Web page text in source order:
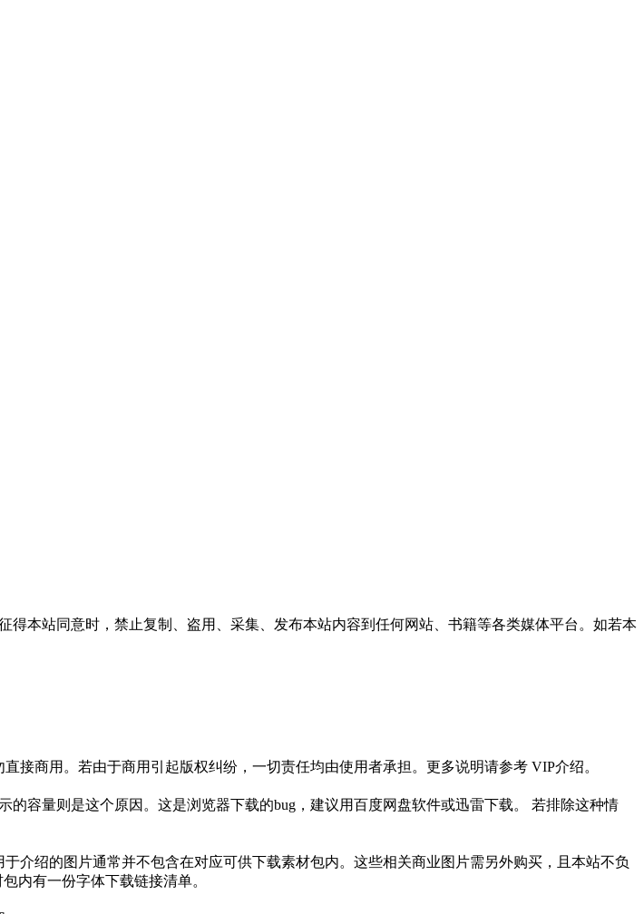
本站同意时，禁止复制、盗用、采集、发布本站内容到任何网站、书籍等各类媒体平台。如若本
接商用。若由于商用引起版权纠纷，一切责任均由使用者承担。更多说明请参考 VIP介绍。
容量则是这个原因。这是浏览器下载的bug，建议用百度网盘软件或迅雷下载。 若排除这种情
介绍的图片通常并不包含在对应可供下载素材包内。这些相关商业图片需另外购买，且本站不负
内有一份字体下载链接清单。